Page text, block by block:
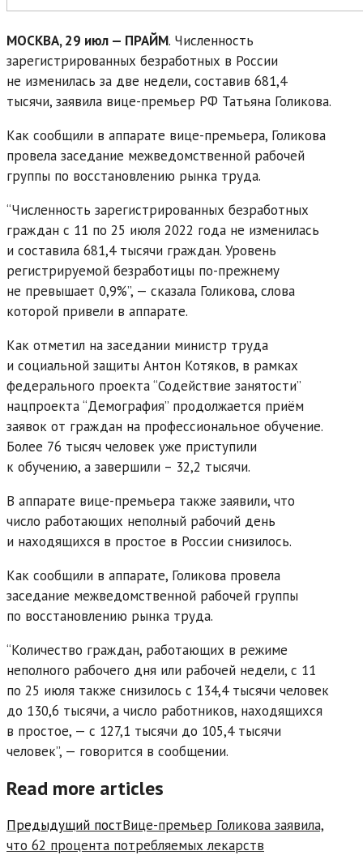
МОСКВА, 29 июл — ПРАЙМ. Численность
зарегистрированных безработных в России
не изменилась за две недели, составив 681,4
тысячи, заявила вице-премьер РФ Татьяна Голикова.
Как сообщили в аппарате вице-премьера, Голикова
провела заседание межведомственной рабочей
группы по восстановлению рынка труда.
“Численность зарегистрированных безработных
граждан с 11 по 25 июля 2022 года не изменилась
и составила 681,4 тысячи граждан. Уровень
регистрируемой безработицы по-прежнему
не превышает 0,9%”, — сказала Голикова, слова
которой привели в аппарате.
Как отметил на заседании министр труда
и социальной защиты Антон Котяков, в рамках
федерального проекта “Содействие занятости”
нацпроекта “Демография” продолжается приём
заявок от граждан на профессиональное обучение.
Более 76 тысяч человек уже приступили
к обучению, а завершили – 32,2 тысячи.
В аппарате вице-премьера также заявили, что
число работающих неполный рабочий день
и находящихся в простое в России снизилось.
Как сообщили в аппарате, Голикова провела
заседание межведомственной рабочей группы
по восстановлению рынка труда.
“Количество граждан, работающих в режиме
неполного рабочего дня или рабочей недели, с 11
по 25 июля также снизилось с 134,4 тысячи человек
до 130,6 тысячи, а число работников, находящихся
в простое, — с 127,1 тысячи до 105,4 тысячи
человек”, — говорится в сообщении.
Read more articles
Предыдущий постВице-премьер Голикова заявила,
что 62 процента потребляемых лекарств